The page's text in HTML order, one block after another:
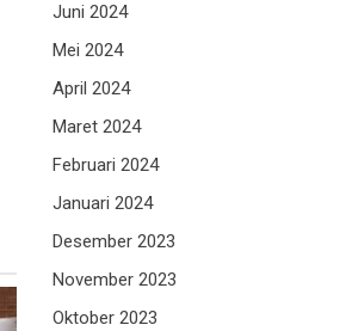
Juni 2024
Mei 2024
April 2024
Maret 2024
Februari 2024
Januari 2024
Desember 2023
November 2023
Oktober 2023